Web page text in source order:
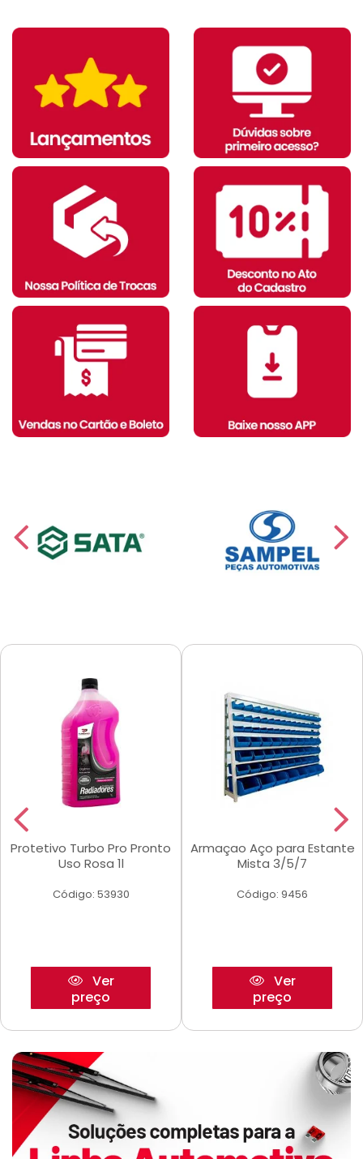
Protetivo Turbo Pro Pronto
Uso Rosa 1l
Código: 53930
Ver
preço
Armaçao Aço para Estante
Mista 3/5/7
Código: 9456
Ver
preço